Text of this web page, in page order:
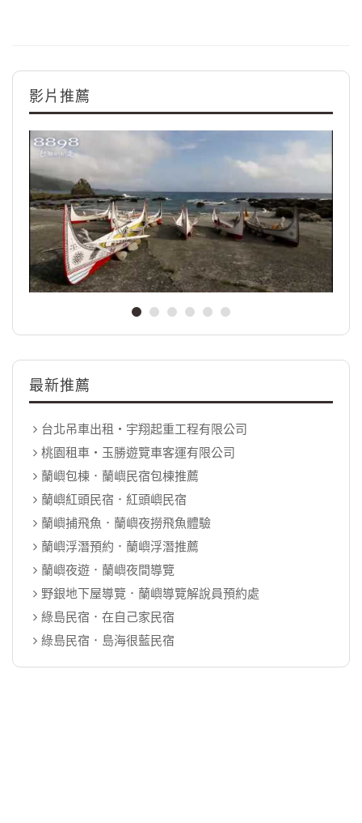
影片推薦
最新推薦
台北吊車出租‧宇翔起重工程有限公司
桃園租車‧玉勝遊覽車客運有限公司
蘭嶼包棟．蘭嶼民宿包棟推薦
蘭嶼紅頭民宿．紅頭嶼民宿
蘭嶼捕飛魚．蘭嶼夜撈飛魚體驗
蘭嶼浮潛預約．蘭嶼浮潛推薦
蘭嶼夜遊．蘭嶼夜間導覽
野銀地下屋導覽．蘭嶼導覽解說員預約處
綠島民宿．在自己家民宿
綠島民宿．島海很藍民宿